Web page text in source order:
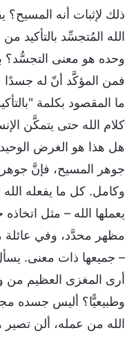
ذلك لإثبات أنه
الله المُتجسِّد
وحده هو معنى التجسُّد؟
فمن المؤكَّد أنّ له جسدًا
ما المقصود بكلمة
كلام الله حتى يتمكَّن
هل هذا هو الغرض
جوهر المسيح، فإنَّ جوهر
وكامل. كل ما يفعله
يعملها الله – مثل
مظهر محدَّد، وفي عائلة
– جميعها ذات معنى.
أرى المغزى العظيم من
وطبيعيًّا؟ أليس جسده
الله من عمله، ألن